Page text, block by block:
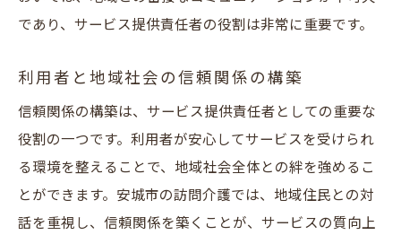
であり、サービス提供責任者の役割は非常に重要です。
利用者と地域社会の信頼関係の構築
信頼関係の構築は、サービス提供責任者としての重要な
役割の一つです。利用者が安心してサービスを受けられ
る環境を整えることで、地域社会全体との絆を強めるこ
とができます。安城市の訪問介護では、地域住民との対
話を重視し、信頼関係を築くことが、サービスの質向上